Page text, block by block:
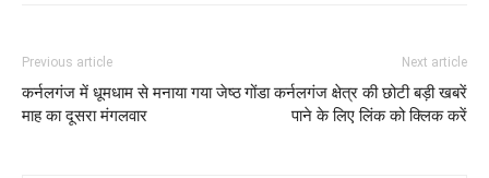
Previous article
कर्नलगंज में धूमधाम से मनाया गया जेष्ठ
माह का दूसरा मंगलवार
Next article
गोंडा कर्नलगंज क्षेत्र की छोटी बड़ी खबरें
पाने के लिए लिंक को क्लिक करें